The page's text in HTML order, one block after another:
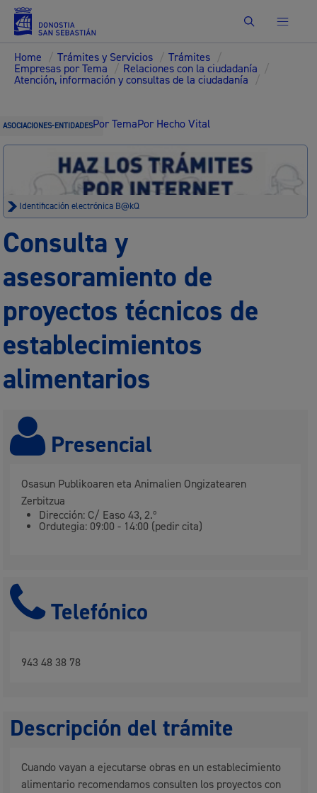
Buscar
Home / Trámites y Servicios / Trámites /
Empresas por Tema / Relaciones con la ciudadanía /
Atención, información y consultas de la ciudadanía /
ASOCIACIONES-ENTIDADESPor TemaPor Hecho Vital
Identificación electrónica B@kQ
Consulta y
asesoramiento de
proyectos técnicos de
establecimientos
alimentarios
Presencial
Osasun Publikoaren eta Animalien Ongizatearen
Zerbitzua
Dirección: C/ Easo 43, 2.º
Ordutegia: 09:00 - 14:00 (pedir cita)
Telefónico
943 48 38 78
Descripción del trámite
Cuando vayan a ejecutarse obras en un establecimiento
alimentario recomendamos consulten los proyectos con